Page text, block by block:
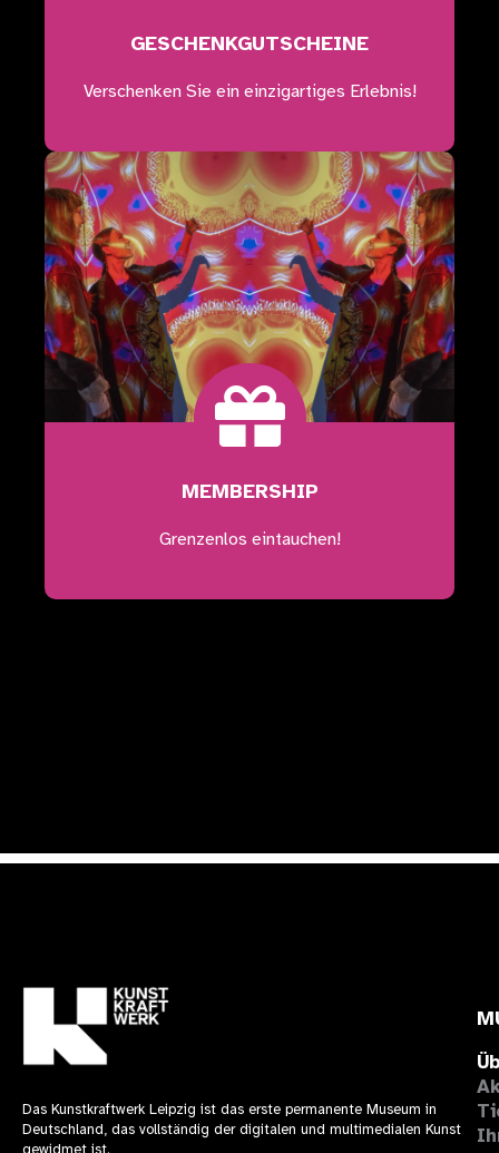
GESCHENKGUTSCHEINE​
Verschenken Sie ein einzigartiges Erlebnis!
JETZT SCHENKEN
MEMBERSHIP
Grenzenlos eintauchen!
Das Kunstkraftwerk Leipzig ist das erste permanente Museum in
Deutschland, das vollständig der digitalen und multimedialen Kunst